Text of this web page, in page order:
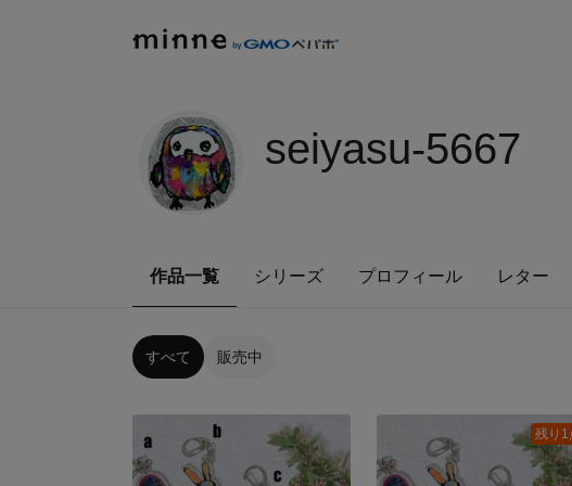
seiyasu-5667
作品一覧 シリーズ プロフィール レター
すべて 販売中
残り1